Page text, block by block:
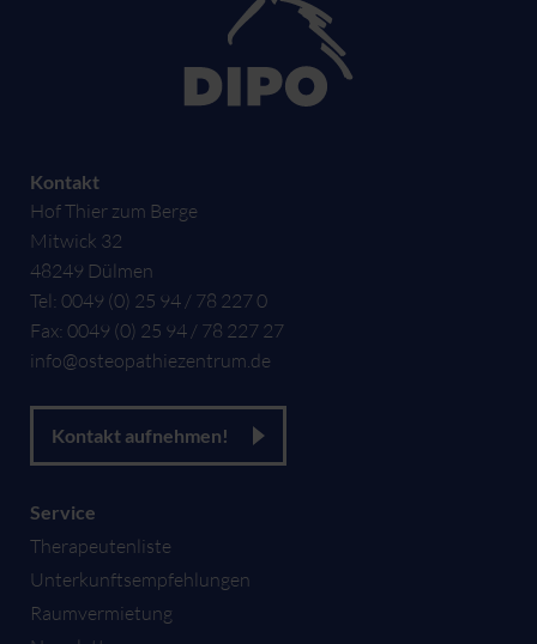
Kontakt
Hof Thier zum Berge
Mitwick 32
48249 Dülmen
Tel: 0049 (0) 25 94 / 78 227 0
Fax: 0049 (0) 25 94 / 78 227 27
info@osteopathiezentrum.de
Kontakt aufnehmen!
Service
Therapeutenliste
Unterkunftsempfehlungen
Raumvermietung